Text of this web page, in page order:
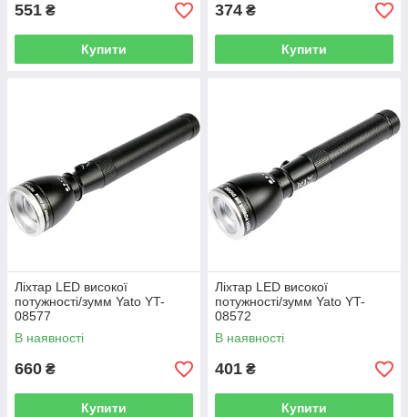
551 ₴
Купити
374 ₴
Купити
Ліхтар LED високої
потужності/зумм Yato YT-
08577
В наявності
660 ₴
Купити
Ліхтар LED високої
потужності/зумм Yato YT-
08572
В наявності
401 ₴
Купити